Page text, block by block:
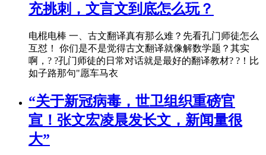
充挑刺，文言文到底怎么玩？
电棍电棒 一、古文翻译真有那么难？先看孔门师徒怎么
互怼！ 你们是不是觉得古文翻译就像解数学题？其实
啊，? ?孔门师徒的日常对话就是最好的翻译教材? ?！比
如子路那句"愿车马衣
“关于新冠病毒，世卫组织重磅官
宣！张文宏凌晨发长文，新闻量很
大”